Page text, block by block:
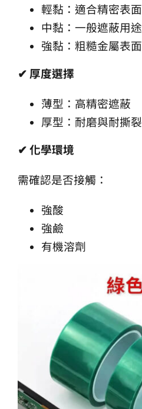
輕黏：適合精密表面
中黏：一般遮蔽用途
強黏：粗糙金屬表面
✔ 厚度選擇
薄型：高精密遮蔽
厚型：耐磨與耐撕裂
✔化學環境
需確認是否接觸：
強酸
強鹼
有機溶劑